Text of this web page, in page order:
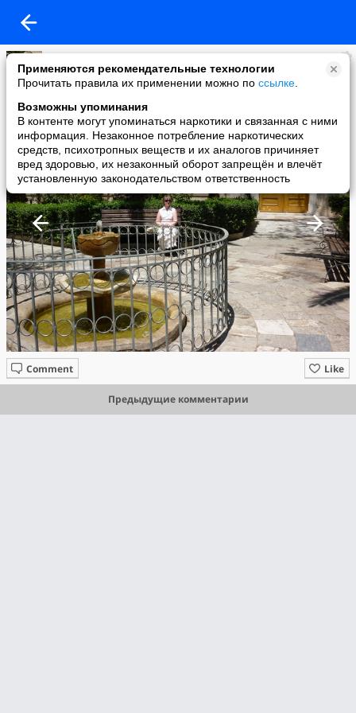
Применяются рекомендательные технологии
Прочитать правила их применении можно по ссылке
Возможны упоминания
В контенте могут упоминаться наркотики и связанная с ними
информация. Незаконное потребление наркотических
средств, психотропных веществ и их аналогов причиняет
вред здоровью, их незаконный оборот запрещён и влечёт
установленную законодательством ответственность
Елена Гудова
added a photo
10 Oct в 16:31
Like
Comment
Предыдущие комментарии